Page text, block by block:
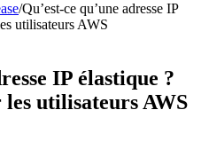
/Qu’est-ce qu’une adresse IP
utilisateurs AWS
IP élastique ?
utilisateurs AWS